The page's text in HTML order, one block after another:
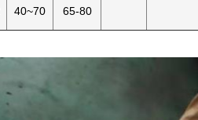
40~70 65-80